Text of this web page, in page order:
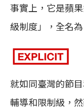
事實上，它是蘋
級制度」，全名
就如同臺灣的節
輔導和限制級，